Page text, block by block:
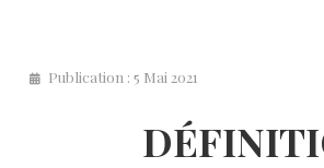
Publication : 5 Mai 2021